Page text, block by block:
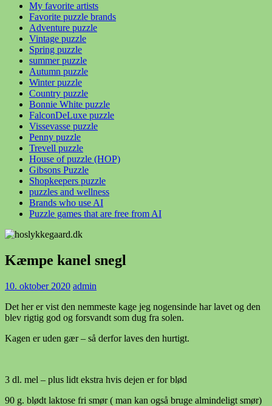
My favorite artists
Favorite puzzle brands
Adventure puzzle
Vintage puzzle
Spring puzzle
summer puzzle
Autumn puzzle
Winter puzzle
Country puzzle
Bonnie White puzzle
FalconDeLuxe puzzle
Vissevasse puzzle
Penny puzzle
Trevell puzzle
House of puzzle (HOP)
Gibsons Puzzle
Shopkeepers puzzle
puzzles and wellness
Brands who use AI
Puzzle games that are free from AI
Kæmpe kanel snegl
10. oktober 2020 admin
Det her er vist den nemmeste kage jeg nogensinde har lavet og den
blev rigtig god og forsvandt som dug fra solen.
Kagen er uden gær – så derfor laves den hurtigt.
3 dl. mel – plus lidt ekstra hvis dejen er for blød
90 g. blødt laktose fri smør ( man kan også bruge almindeligt smør)